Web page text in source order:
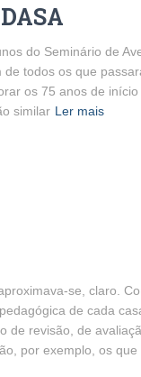
do Seminário de
todos os que
os 75 anos de
similar Ler mais
se, claro.
de cada
de revisão, de
por exemplo, os que